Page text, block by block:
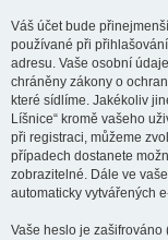
Váš účet bude
používané při
adresu. Vaše osobní
chráněny zákony o
které sídlíme. Jakékoliv
Líšnice“ kromě vašeho
při registraci, můžeme
případech dostanete
zobrazitelné. Dále ve
automaticky vytvářených
Vaše heslo je